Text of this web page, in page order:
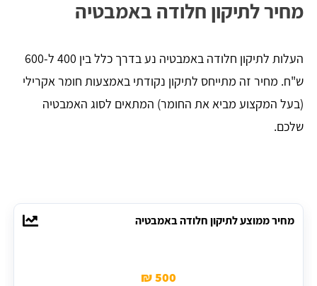
מחיר לתיקון חלודה באמבטיה
העלות לתיקון חלודה באמבטיה נע בדרך כלל בין 400 ל-600
ש"ח. מחיר זה מתייחס לתיקון נקודתי באמצעות חומר אקרילי
(בעל המקצוע מביא את החומר) המתאים לסוג האמבטיה
שלכם.
מחיר ממוצע לתיקון חלודה באמבטיה
500 ₪